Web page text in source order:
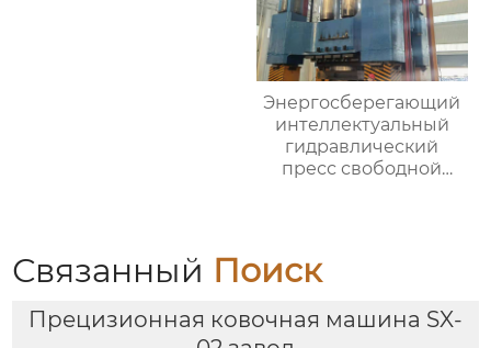
Энергосберегающий
интеллектуальный
гидравлический
пресс свободной
Связанный Поиск
Прецизионная ковочная машина SX-